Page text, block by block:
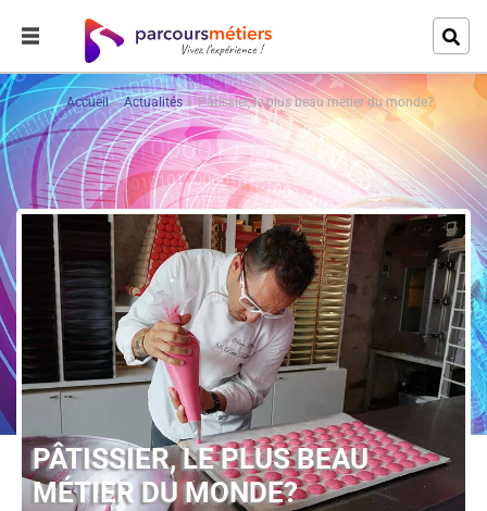
Accueil Actualités Pâtissier, le plus beau métier du monde?
PÂTISSIER, LE PLUS BEAU
MÉTIER DU MONDE?